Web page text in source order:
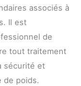
associés à
Il est
de
tout traitement
sécurité et
de poids.